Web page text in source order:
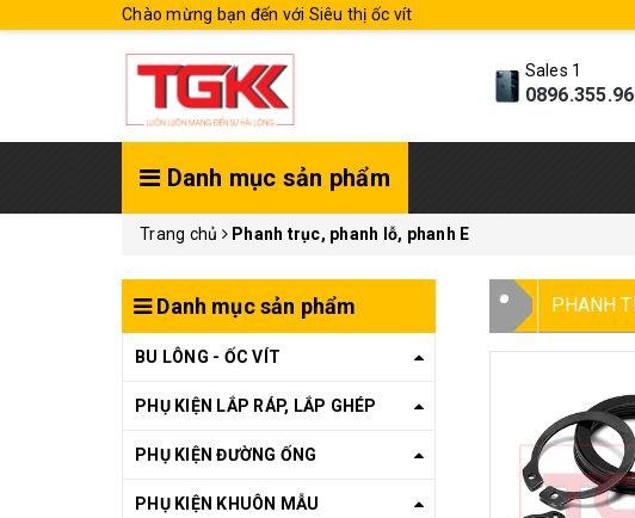
Chào mừng bạn đến với Siêu thị ốc vít
Sales 1
Danh mục sản phẩm
Trang chủ Phanh trục, phanh lỗ, phanh E
PHANH
Danh mục sản phẩm
BU LÔNG - ỐC VÍT
PHỤ KIỆN LẮP RÁP, LẮP GHÉP
PHỤ KIỆN ĐƯỜNG ỐNG
PHỤ KIỆN KHUÔN MẪU